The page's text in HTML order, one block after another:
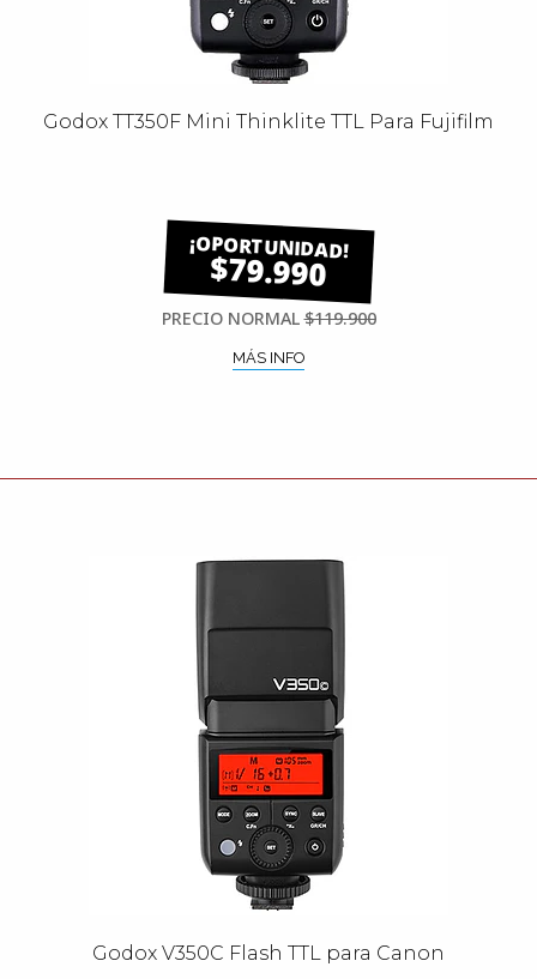
Godox TT350F Mini Thinklite TTL Para Fujifilm
$79.990
PRECIO NORMAL$119.900
MÁS INFO
Godox V350C Flash TTL para Canon